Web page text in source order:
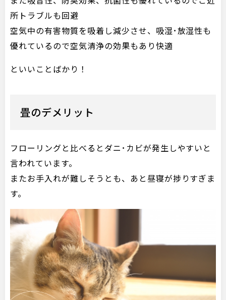
所トラブルも回避
空気中の有害物質を吸着し減少させ、吸湿･放湿性も
優れているので空気清浄の効果もあり快適
といいことばかり！
畳のデメリット
フローリングと比べるとダニ･カビが発生しやすいと
言われています。
またお手入れが難しそうとも、あと昼寝が捗りすぎま
す。